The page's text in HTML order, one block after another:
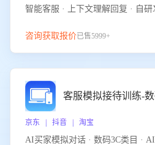
智能客服 · 上下文理解回复 · 自
咨询获取报价已售5999+
客服模拟接待训练-
京东 | 抖音 | 淘宝
AI买家模拟对话 · 数码3C类目 ·